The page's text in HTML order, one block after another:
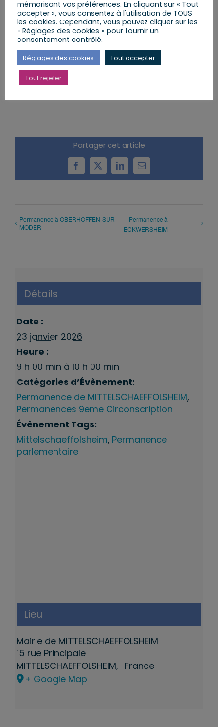
AJOUTER AU CALENDRIER
Partager cet article
Facebook
X LinkedInEmail
Permanence à OBERHOFFEN-SUR-
MODER
Permanence à
ECKWERSHEIM
Détails
Date :
23 janvier 2026
Heure :
9 h 00 min à 10 h 00 min
Catégories d’Évènement:
Permanence de MITTELSCHAEFFOLSHEIM,
Permanences 9eme Circonscription
Évènement Tags:
Mittelschaeffolsheim, Permanence
parlementaire
Lieu
Mairie de MITTELSCHAEFFOLSHEIM
15 rue Principale
MITTELSCHAEFFOLSHEIM, France
+ Google Map
mémorisant vos préférences. En cliquant sur « Tout
accepter », vous consentez à l'utilisation de TOUS
les cookies. Cependant, vous pouvez cliquer sur les
« Réglages des cookies » pour fournir un
consentement contrôlé.
Réglages des cookies Tout accepter
Tout rejeter